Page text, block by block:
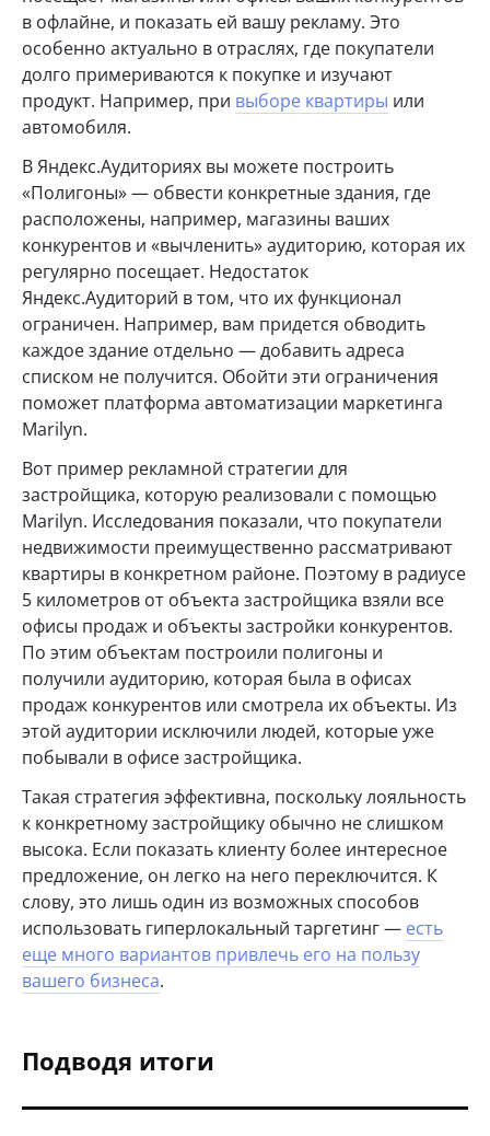
в офлайне, и показать ей вашу рекламу. Это
особенно актуально в отраслях, где покупатели
долго примериваются к покупке и изучают
продукт. Например, при выборе квартиры или
автомобиля.
В Яндекс.Аудиториях вы можете построить
«Полигоны» — обвести конкретные здания, где
расположены, например, магазины ваших
конкурентов и «вычленить» аудиторию, которая их
регулярно посещает. Недостаток
Яндекс.Аудиторий в том, что их функционал
ограничен. Например, вам придется обводить
каждое здание отдельно — добавить адреса
списком не получится. Обойти эти ограничения
поможет платформа автоматизации маркетинга
Marilyn.
Вот пример рекламной стратегии для
застройщика, которую реализовали с помощью
Marilyn. Исследования показали, что покупатели
недвижимости преимущественно рассматривают
квартиры в конкретном районе. Поэтому в радиусе
5 километров от объекта застройщика взяли все
офисы продаж и объекты застройки конкурентов.
По этим объектам построили полигоны и
получили аудиторию, которая была в офисах
продаж конкурентов или смотрела их объекты. Из
этой аудитории исключили людей, которые уже
побывали в офисе застройщика.
Такая стратегия эффективна, поскольку лояльность
к конкретному застройщику обычно не слишком
высока. Если показать клиенту более интересное
предложение, он легко на него переключится. К
слову, это лишь один из возможных способов
использовать гиперлокальный таргетинг — есть
еще много вариантов привлечь его на пользу
вашего бизнеса.
Подводя итоги